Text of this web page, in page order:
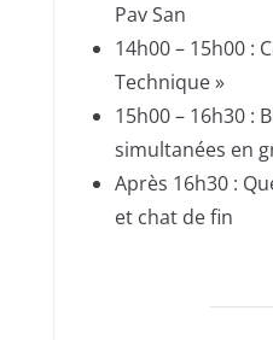
Pav San
14h00 – 15h00 :
Technique »
15h00 – 16h30 :
simultanées en
Après 16h30 :
et chat de fin